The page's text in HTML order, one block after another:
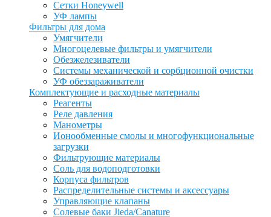
Сетки Honeywell
УФ лампы
Фильтры для дома
Умягчители
Многоцелевые фильтры и умягчители
Обезжелезиватели
Системы механической и сорбционной очистки
УФ обеззараживатели
Комплектующие и расходные материалы
Реагенты
Реле давления
Манометры
Ионообменные смолы и многофункциональные
загрузки
Фильтрующие материалы
Соль для водоподготовки
Корпуса фильтров
Распределительные системы и аксессуары
Управляющие клапаны
Солевые баки Jieda/Canature